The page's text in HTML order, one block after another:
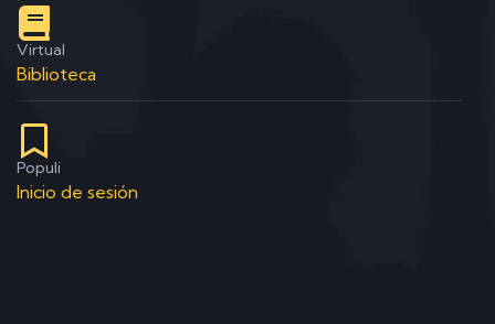
Virtual
Biblioteca
Populi
Inicio de sesión